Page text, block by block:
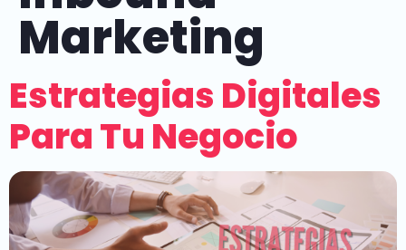
Marketing
Estrategias Digitales
Para Tu Negocio